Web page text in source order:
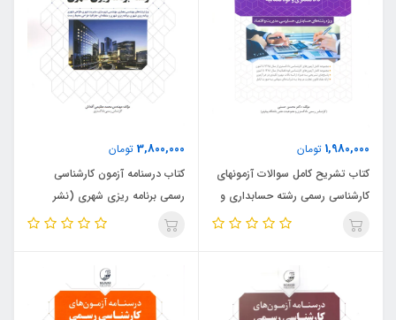
1,980,000 تومان
کتاب تشریح کامل سوالات آزمونهای
کارشناسی رسمی رشته حسابداری و
حسابرسی (نشر نوآور)
3,800,000 تومان
کتاب درسنامه آزمون کارشناسی
رسمی برنامه ریزی شهری (نشر
نوآور)